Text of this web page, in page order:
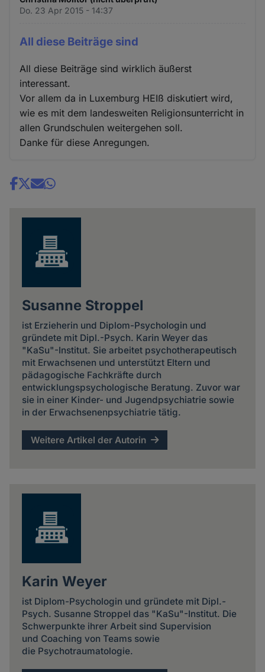
Do. 23 Apr 2015 - 14:37
All diese Beiträge sind
All diese Beiträge sind wirklich äußerst
interessant.
Vor allem da in Luxemburg HEIß diskutiert wird,
wie es mit dem landesweiten Religionsunterricht in
allen Grundschulen weitergehen soll.
Danke für diese Anregungen.
Share
Susanne Stroppel
ist Erzieherin und Diplom-Psychologin und
gründete mit Dipl.-Psych. Karin Weyer das
"KaSu"-Institut. Sie arbeitet psychotherapeutisch
mit Erwachsenen und unterstützt Eltern und
pädagogische Fachkräfte durch
entwicklungspsychologische Beratung. Zuvor war
sie in einer Kinder- und Jugendpsychiatrie sowie
in der Erwachsenenpsychiatrie tätig.
Weitere Artikel der Autorin
Karin Weyer
ist Diplom-Psychologin und gründete mit Dipl.-
Psych. Susanne Stroppel das "KaSu"-Institut. Die
Schwerpunkte ihrer Arbeit sind Supervision
und Coaching von Teams sowie
die Psychotraumatologie.